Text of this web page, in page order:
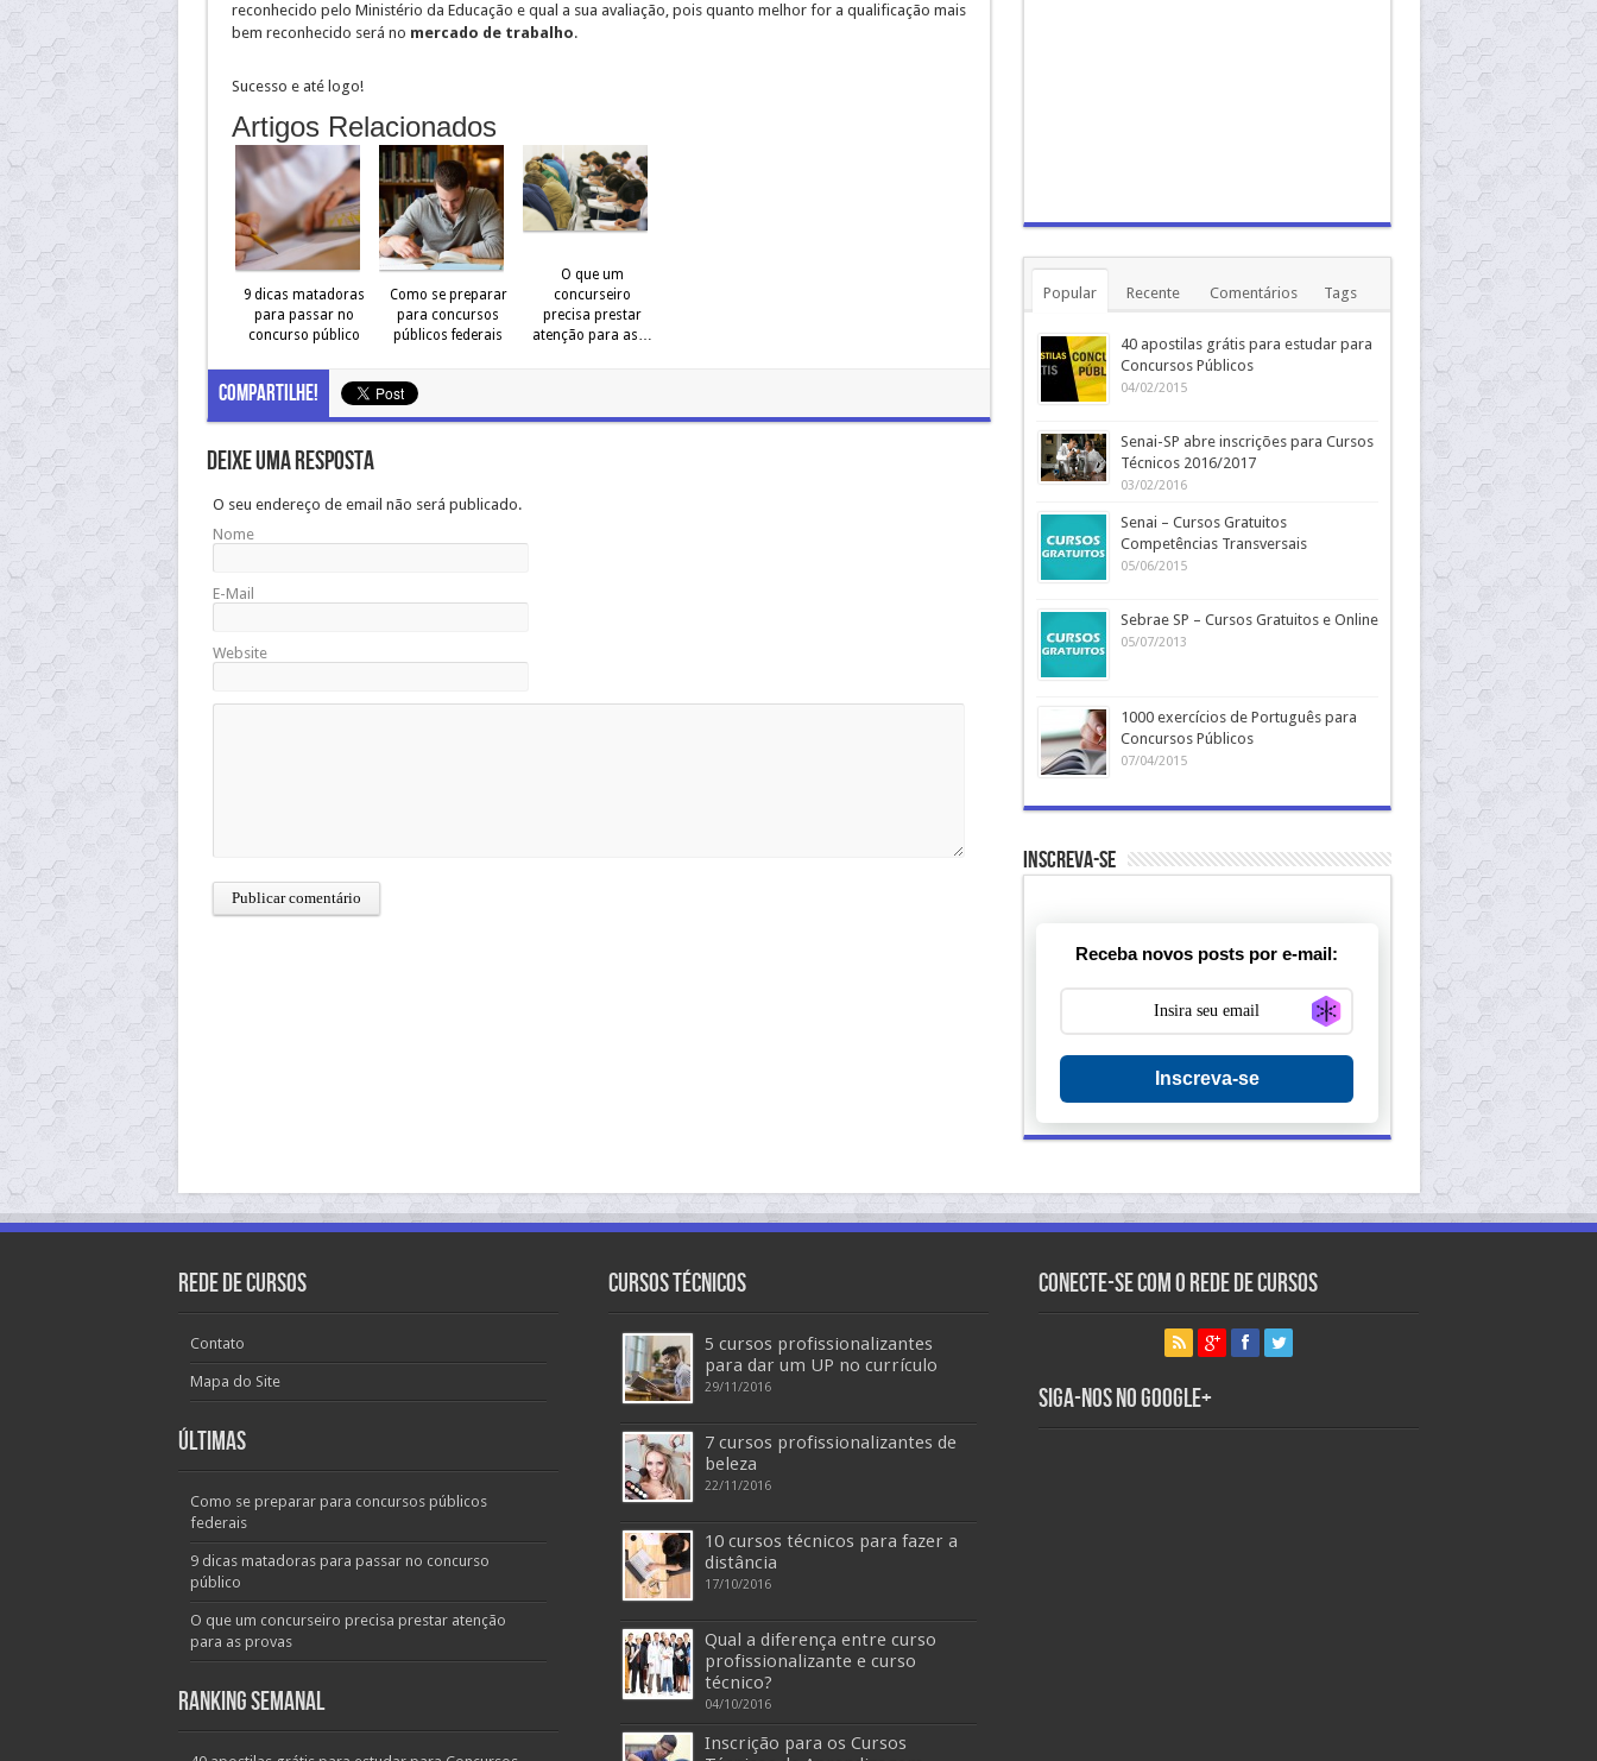
reconhecido pelo Ministério da Educação e qual a sua avaliação, pois quanto melhor for a qualificação mais
bem reconhecido será no mercado de trabalho.
Sucesso e até logo!
Artigos Relacionados
9 dicas matadoras
para passar no
concurso público
Como se preparar
para concursos
públicos federais
O que um
concurseiro
precisa prestar
atenção para as…
Compartilhe!
Deixe uma resposta
O seu endereço de email não será publicado.
Nome
E-Mail
Website
Popular Recente Comentários Tags
40 apostilas grátis para estudar para
Concursos Públicos
04/02/2015
Senai-SP abre inscrições para Cursos
Técnicos 2016/2017
03/02/2016
Senai – Cursos Gratuitos
Competências Transversais
05/06/2015
Sebrae SP – Cursos Gratuitos e Online
05/07/2013
1000 exercícios de Português para
Concursos Públicos
07/04/2015
Inscreva-se
Receba novos posts por e-mail:
Inscreva-se
Rede de Cursos
Contato
Mapa do Site
Últimas
Como se preparar para concursos públicos
federais
9 dicas matadoras para passar no concurso
público
O que um concurseiro precisa prestar atenção
para as provas
Ranking Semanal
Cursos Técnicos
5 cursos profissionalizantes
para dar um UP no currículo
29/11/2016
7 cursos profissionalizantes de
beleza
22/11/2016
10 cursos técnicos para fazer a
distância
17/10/2016
Qual a diferença entre curso
profissionalizante e curso
técnico?
04/10/2016
Inscrição para os Cursos
Conecte-se com o Rede de Cursos
Siga-nos no Google+